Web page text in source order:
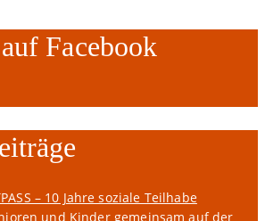
Facebook
– 10 Jahre soziale Teilhabe
und Kinder gemeinsam auf der